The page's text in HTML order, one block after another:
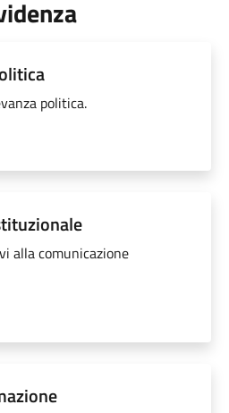
politica.
alla comunicazione